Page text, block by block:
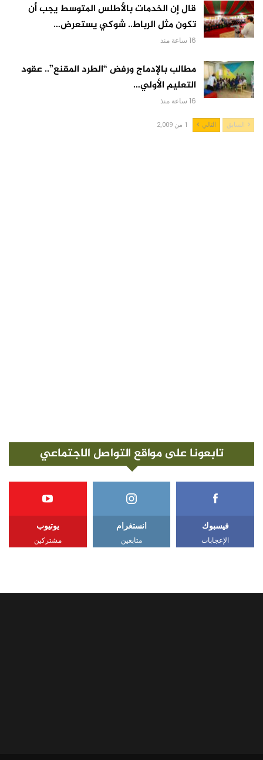
قال إن الخدمات بالأطلس المتوسط يجب أن
تكون مثل الرباط.. شوكي يستعرض…
16 ساعة منذ
مطالب بالإدماج ورفض “الطرد المقنع”.. عقود
التعليم الأولي…
16 ساعة منذ
السابق التالي 1 من 2,009
تابعونا على مواقع التواصل الاجتماعي
فيسبوك
الإعجابات
انستغرام
متابعين
يوتيوب
مشتركين